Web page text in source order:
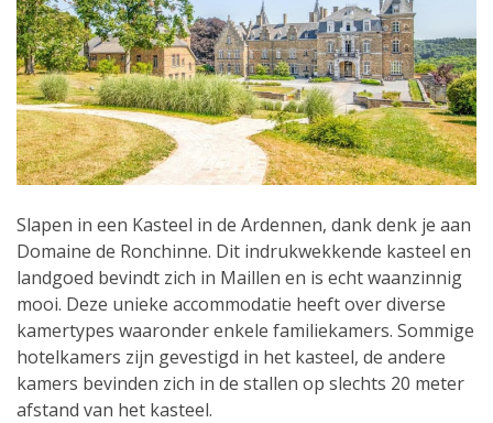
Slapen in een Kasteel in de Ardennen, dank denk je aan
Domaine de Ronchinne. Dit indrukwekkende kasteel en
landgoed bevindt zich in Maillen en is echt waanzinnig
mooi. Deze unieke accommodatie heeft over diverse
kamertypes waaronder enkele familiekamers. Sommige
hotelkamers zijn gevestigd in het kasteel, de andere
kamers bevinden zich in de stallen op slechts 20 meter
afstand van het kasteel.